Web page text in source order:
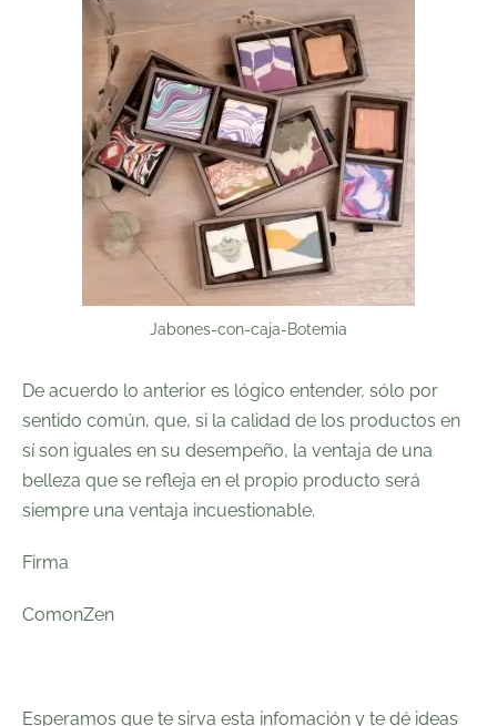
Jabones-con-caja-Botemia
De acuerdo lo anterior es lógico entender, sólo por
sentido común, que, si la calidad de los productos en
sí son iguales en su desempeño, la ventaja de una
belleza que se refleja en el propio producto será
siempre una ventaja incuestionable.
Firma
ComonZen
Esperamos que te sirva esta infomación y te dé ideas